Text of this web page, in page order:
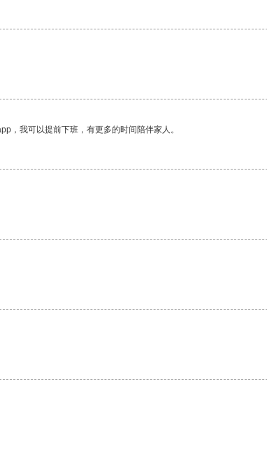
，我可以提前下班，有更多的时间陪伴家人。